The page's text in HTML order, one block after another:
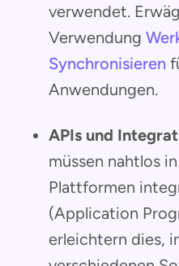
verwendet.
Verwendung
Synchronisieren
Anwendungen.
APIs und
müssen nahtlos
Plattformen
(Application
erleichtern dies,